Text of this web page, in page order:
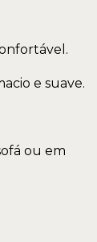
e suave.
ou em